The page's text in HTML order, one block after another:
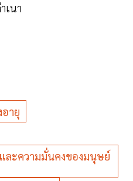
เนา
อายุ
ละความมั่นคงของมนุษย์